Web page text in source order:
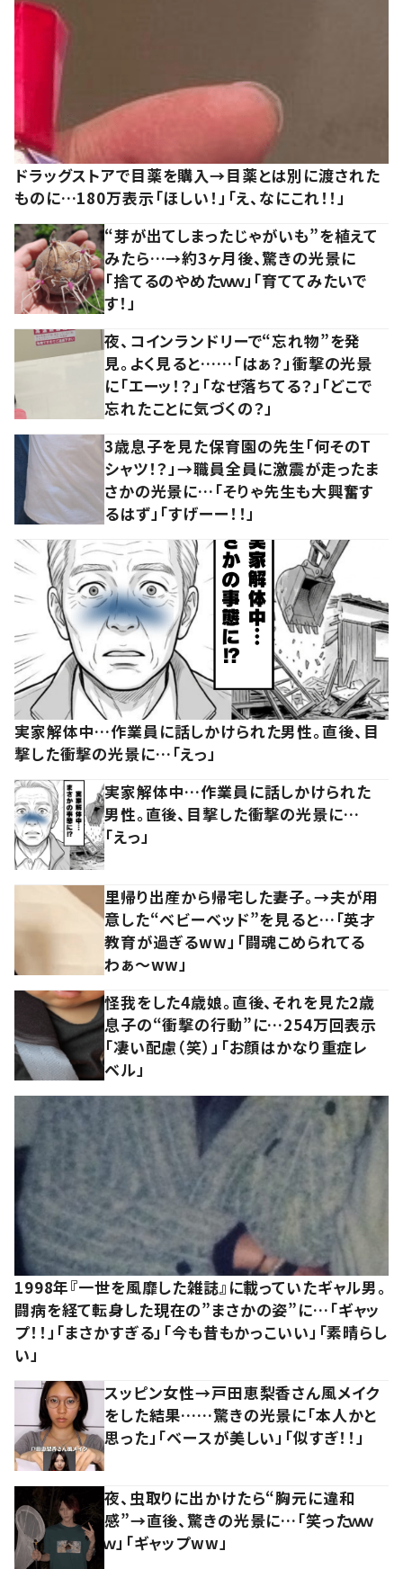
ドラッグストアで目薬を購入→目薬とは別に渡された
ものに…180万表示「ほしい！」「え、なにこれ！！」
“芽が出てしまったじゃがいも”を植えて
みたら…→約3ヶ月後、驚きの光景に
「捨てるのやめたｗｗ」「育ててみたいで
す！」
夜、コインランドリーで“忘れ物”を発
見。よく見ると……「はぁ？」衝撃の光景
に「エーッ！？」「なぜ落ちてる？」「どこで
忘れたことに気づくの？」
3歳息子を見た保育園の先生「何そのT
シャツ！？」→職員全員に激震が走ったま
さかの光景に…「そりゃ先生も大興奮す
るはず」「すげーー！！」
実家解体中…作業員に話しかけられた男性。直後、目
撃した衝撃の光景に…「えっ」
実家解体中…作業員に話しかけられた
男性。直後、目撃した衝撃の光景に…
「えっ」
里帰り出産から帰宅した妻子。→夫が用
意した“ベビーベッド”を見ると…「英才
教育が過ぎるww」「闘魂こめられてる
わぁ～ww」
怪我をした4歳娘。直後、それを見た2歳
息子の“衝撃の行動”に…254万回表示
「凄い配慮（笑）」「お顔はかなり重症レ
ベル」
1998年『一世を風靡した雑誌』に載っていたギャル男。
闘病を経て転身した現在の”まさかの姿”に…「ギャッ
プ！！」「まさかすぎる」「今も昔もかっこいい」「素晴らし
い」
スッピン女性→戸田恵梨香さん風メイク
をした結果……驚きの光景に「本人かと
思った」「ベースが美しい」「似すぎ！！」
夜、虫取りに出かけたら“胸元に違和
感”→直後、驚きの光景に…「笑ったｗｗ
ｗ」「ギャップww」